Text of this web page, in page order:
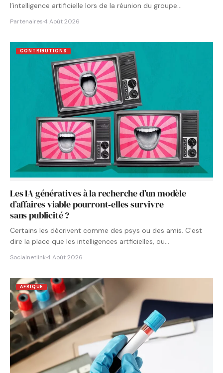
l’intelligence artificielle lors de la réunion du groupe…
Partenaires·4 Août 2026
CONTRIBUTIONS
Les IA génératives à la recherche d’un modèle
d’affaires viable pourront‑elles survivre
sans publicité ?
Certains les décrivent comme des psys ou des amis. C’est
dire la place que les intelligences artficielles, ou…
Socialnetlink·4 Août 2026
AFRIQUE